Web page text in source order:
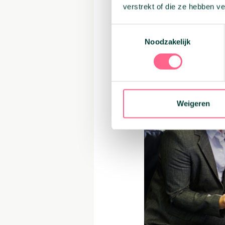
verstrekt of die ze hebben
Noodzakelijk
Weigeren
gaan op zoek
je besparen,
verschillen